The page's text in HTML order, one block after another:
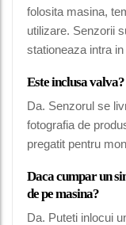
folosita masina,
utilizare. Senzorii
stationeaza intra
Este inclusa valva?
Da. Senzorul se
fotografia de
pregatit pentru
Daca cumpar un
de pe masina?
Da. Puteti inlocui